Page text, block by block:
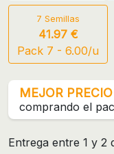
7 Semillas
41.97 €
Pack 7 - 6.00/u
MEJOR
comprando el
Entrega entre 1 y 2